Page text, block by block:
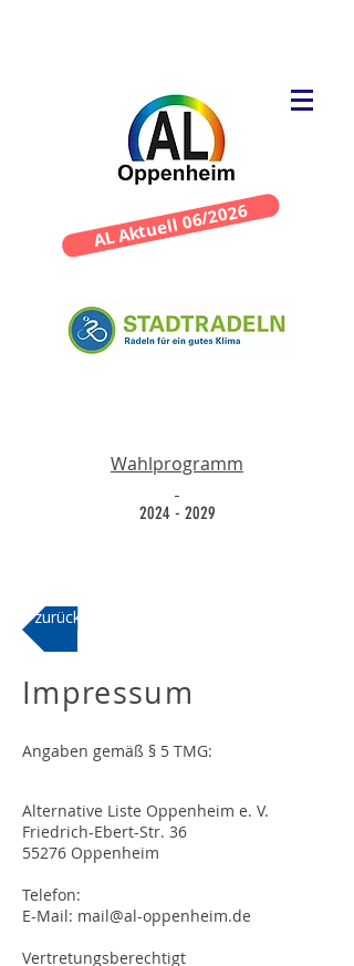
AL Aktuell 06/2026
Wahlprogramm
2024 - 2029
zurück
Impressum
Angaben gemäß § 5 TMG:
Alternative Liste Oppenheim e. V.
Friedrich-Ebert-Str. 36
55276 Oppenheim
​Telefon:
E-Mail: mail@al-oppenheim.de
Vertretungsberechtigt